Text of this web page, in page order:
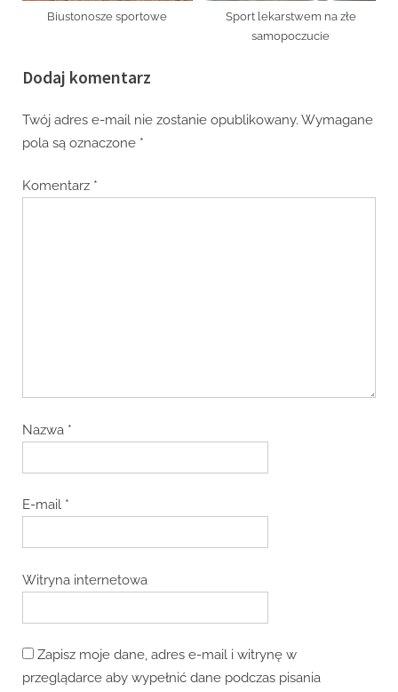
Biustonosze sportowe
Sport lekarstwem na złe
samopoczucie
Dodaj komentarz
Twój adres e-mail nie zostanie opublikowany. Wymagane
pola są oznaczone *
Komentarz *
Nazwa *
E-mail *
Witryna internetowa
Zapisz moje dane, adres e-mail i witrynę w
przeglądarce aby wypełnić dane podczas pisania